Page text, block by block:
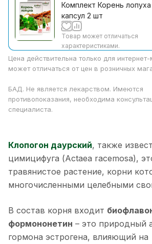
Комплект Корень
капсул 2 шт
Товар может отличаться
характеристиками.
Цена действительна только для
может отличаться от цен в розничных
БАД. Не является лекарством. Имеются
противопоказания, необходима
специалиста.
Клопогон даурский, также
цимицифуга (Actaea racemosa),
травянистое растение, корни
многочисленными целебными
В состав корня входит
формононетин – это природный
гормона эстрогена, влияющий на